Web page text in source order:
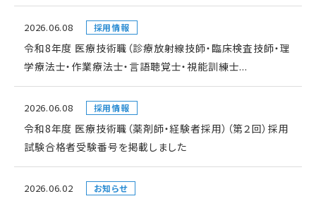
2026.06.08 採用情報
令和8年度 医療技術職（診療放射線技師・臨床検査技師・理
学療法士・作業療法士・言語聴覚士・視能訓練士...
2026.06.08 採用情報
令和8年度 医療技術職（薬剤師・経験者採用）（第２回）採用
試験合格者受験番号を掲載しました
2026.06.02 お知らせ